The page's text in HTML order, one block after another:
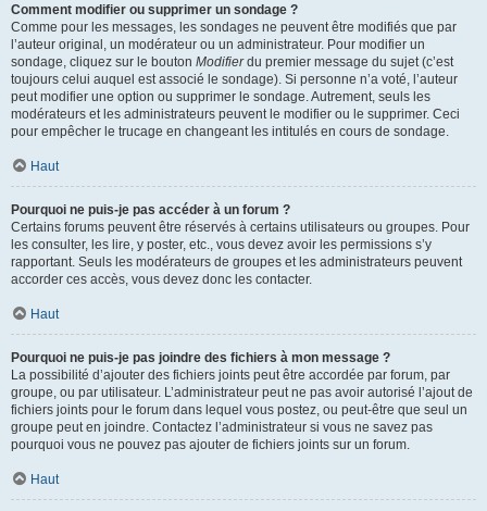
Comment modifier ou supprimer un sondage ?
Comme pour les messages, les sondages ne peuvent être modifiés que par
l’auteur original, un modérateur ou un administrateur. Pour modifier un
sondage, cliquez sur le bouton Modifierdu premier message du sujet (c’est
toujours celui auquel est associé le sondage). Si personne n’a voté, l’auteur
peut modifier une option ou supprimer le sondage. Autrement, seuls les
modérateurs et les administrateurs peuvent le modifier ou le supprimer. Ceci
pour empêcher le trucage en changeant les intitulés en cours de sondage.
Haut
Pourquoi ne puis-je pas accéder à un forum ?
Certains forums peuvent être réservés à certains utilisateurs ou groupes. Pour
les consulter, les lire, y poster, etc., vous devez avoir les permissions s’y
rapportant. Seuls les modérateurs de groupes et les administrateurs peuvent
accorder ces accès, vous devez donc les contacter.
Haut
Pourquoi ne puis-je pas joindre des fichiers à mon message ?
La possibilité d’ajouter des fichiers joints peut être accordée par forum, par
groupe, ou par utilisateur. L’administrateur peut ne pas avoir autorisé l’ajout de
fichiers joints pour le forum dans lequel vous postez, ou peut-être que seul un
groupe peut en joindre. Contactez l’administrateur si vous ne savez pas
pourquoi vous ne pouvez pas ajouter de fichiers joints sur un forum.
Haut